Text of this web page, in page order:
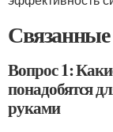
Вопрос 1:
понадобятся
руками